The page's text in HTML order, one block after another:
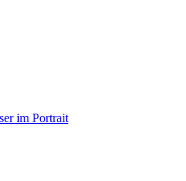
im Portrait